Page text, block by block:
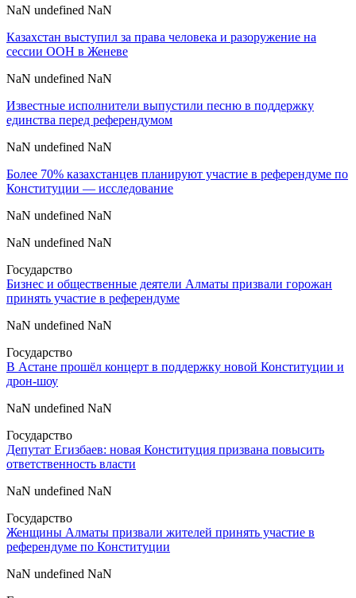
NaN undefined NaN
Казахстан выступил за права человека и разоружение на
сессии ООН в Женеве
NaN undefined NaN
Известные исполнители выпустили песню в поддержку
единства перед референдумом
NaN undefined NaN
Более 70% казахстанцев планируют участие в референдуме по
Конституции — исследование
NaN undefined NaN
NaN undefined NaN
Государство
Бизнес и общественные деятели Алматы призвали горожан
принять участие в референдуме
NaN undefined NaN
Государство
В Астане прошёл концерт в поддержку новой Конституции и
дрон-шоу
NaN undefined NaN
Государство
Депутат Егизбаев: новая Конституция призвана повысить
ответственность власти
NaN undefined NaN
Государство
Женщины Алматы призвали жителей принять участие в
референдуме по Конституции
NaN undefined NaN